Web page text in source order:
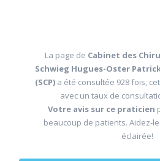
La page de Cabinet des
Schwieg Hugues-Oster
(SCP) a été consultée 928 fois,
avec un taux de
Votre avis sur ce praticien
beaucoup de patients. Aidez-
éclairée!